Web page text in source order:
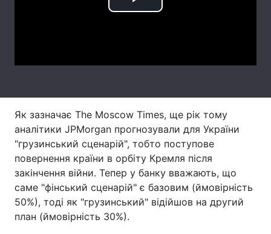
Play
Як зазначає The Moscow Times, ще рік тому
аналітики JPMorgan прогнозували для України
"грузинський сценарій", тобто поступове
повернення країни в орбіту Кремля після
закінчення війни. Тепер у банку вважають, що
саме "фінський сценарій" є базовим (ймовірність
50%), тоді як "грузинський" відійшов на другий
план (ймовірність 30%).